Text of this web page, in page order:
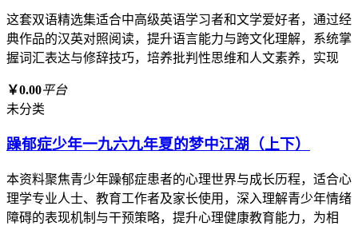
这套双语精选集适合中高级英语学习者和文学爱好者，通过经
典作品的汉英对照阅读，提升语言能力与跨文化理解，系统掌
握词汇表达与修辞技巧，培养批判性思维和人文素养，实现
￥0.00平台
未分类
躁郁症少年一九六九年夏的梦中江湖（上下）
本资料聚焦青少年躁郁症患者的心理世界与成长历程，适合心
理学专业人士、教育工作者及家长使用，深入理解青少年情绪
障碍的表现机制与干预策略，提升心理健康教育能力，为相